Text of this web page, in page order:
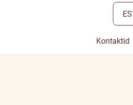
Kontaktid